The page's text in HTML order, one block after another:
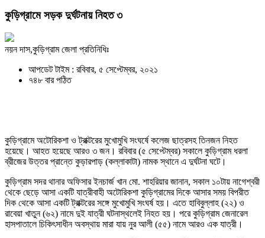
কুড়িগ্রামে সড়ক দুর্ঘটনায় নিহত ৩
নয়ন দাস,কুড়িগ্রাম জেলা প্রতিনিধিঃ
আপডেট টাইম : রবিবার, ৫ সেপ্টেম্বর, ২০২১
৭৪৮ বার পঠিত
কুড়িগ্রামে অটোরিকশা ও ট্রাক্টরের মুখোমুখি সংঘর্ষে কলেজ ছাত্রসহ তিনজন নিহত
হয়েছে। আহত হয়েছে আরও ৩ জন। রবিবার (৫ সেপ্টেম্বর) সকালে কুড়িগ্রাম ধরলা
ব্রীজের উত্তর প্রান্তে কুড়ারপাড় (কল্লাকাটা) নামক স্থানে এ দুর্ঘটনা ঘটে।
কুড়িগ্রাম সদর থানার অফিসার ইনচার্জ খান মো. শাহরিয়ার জানান, সকাল ১০টায় নাগেশ্বরী
থেকে ছেড়ে আসা একটি যাত্রীবাহী অটোরিকশা কুড়িগ্রামের দিকে আসার সময় বিপরীত
দিক থেকে আসা একটি ট্রাক্টরের সঙ্গে মুখোমুখি সংঘর্ষ হয়। এতে হাবিবুল্লাহ (২২) ও
রাবেয়া খাতুন (৬২) নামে দুই যাত্রী ঘটনাস্থলেই নিহত হয়। পরে কুড়িগ্রাম জেনারেল
হাসপাতালে চিকিৎসাধীন অবস্থায় মারা যায় নুর আলী (৫৫) নামে আরও এক যাত্রী।